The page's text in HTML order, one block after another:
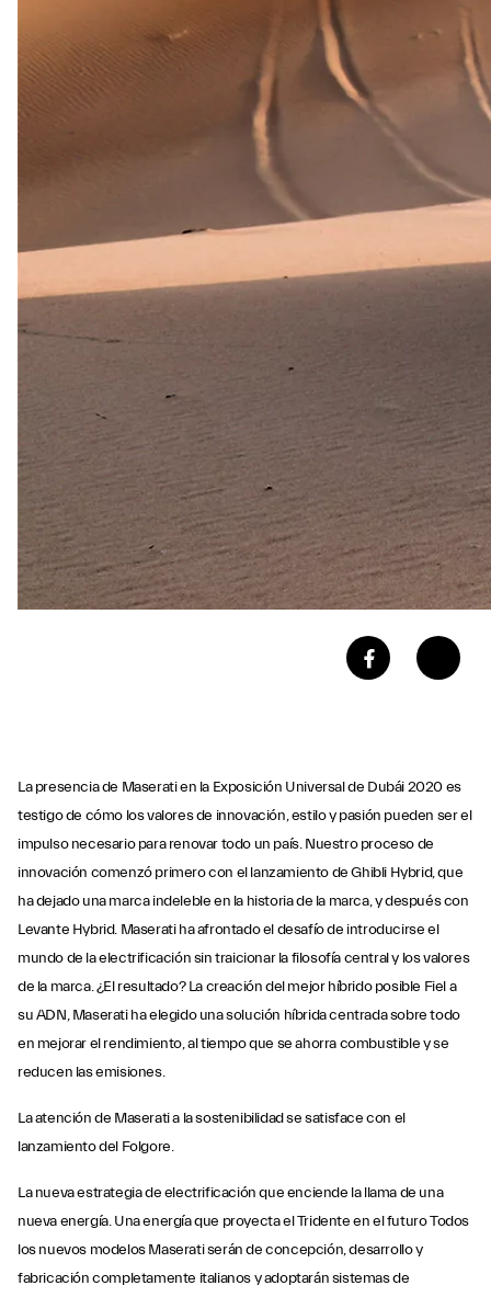
La presencia de Maserati en la Exposición Universal de Dubái 2020 es
testigo de cómo los valores de innovación, estilo y pasión pueden ser el
impulso necesario para renovar todo un país. Nuestro proceso de
innovación comenzó primero con el lanzamiento de Ghibli Hybrid, que
ha dejado una marca indeleble en la historia de la marca, y después con
Levante Hybrid. Maserati ha afrontado el desafío de introducirse el
mundo de la electrificación sin traicionar la filosofía central y los valores
de la marca. ¿El resultado? La creación del mejor híbrido posible Fiel a
su ADN, Maserati ha elegido una solución híbrida centrada sobre todo
en mejorar el rendimiento, al tiempo que se ahorra combustible y se
reducen las emisiones.
La atención de Maserati a la sostenibilidad se satisface con el
lanzamiento del Folgore.
La nueva estrategia de electrificación que enciende la llama de una
nueva energía. Una energía que proyecta el Tridente en el futuro Todos
los nuevos modelos Maserati serán de concepción, desarrollo y
fabricación completamente italianos y adoptarán sistemas de